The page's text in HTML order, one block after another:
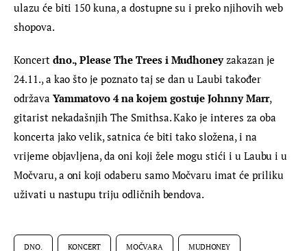
ulazu će biti 150 kuna, a dostupne su i preko njihovih web
shopova.
Koncert dno., Please The Trees i Mudhoney zakazan je
24.11., a kao što je poznato taj se dan u Laubi također
održava Yammatovo 4 na kojem gostuje Johnny Marr,
gitarist nekadašnjih The Smithsa. Kako je interes za oba
koncerta jako velik, satnica će biti tako složena, i na
vrijeme objavljena, da oni koji žele mogu stići i u Laubu i u
Močvaru, a oni koji odaberu samo Močvaru imat će priliku
uživati u nastupu triju odličnih bendova.
DNO. KONCERT MOČVARA MUDHONEY